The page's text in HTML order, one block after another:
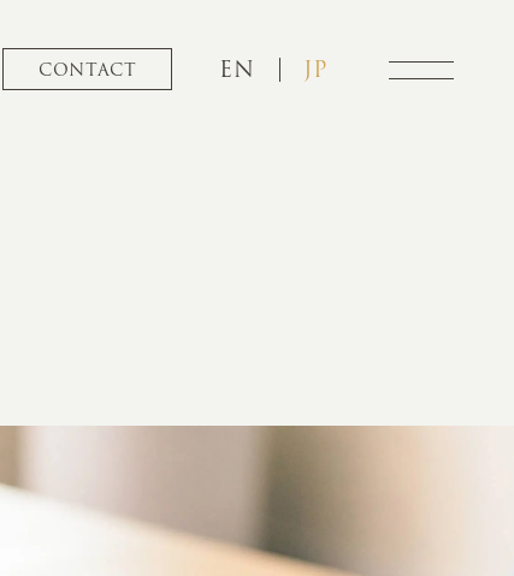
CONTACT EN JP